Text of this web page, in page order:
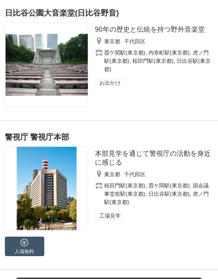
日比谷公園大音楽堂(日比谷野音)
90年の歴史と伝統を持つ野外音楽堂
東京都
千代田区
霞ケ関駅(東京都)
内幸町駅(東京都)
虎ノ門
駅(東京都) ,桜田門駅(東京都)
日比谷駅(東京
都)
お出かけ
警視庁 警視庁本部
本部見学を通じて警視庁の活動を身近
に感じる
東京都
千代田区
桜田門駅(東京都)
霞ケ関駅(東京都)
国会議
事堂前駅(東京都)
日比谷駅(東京都)
虎ノ門
駅(東京都)
工場見学
入場無料